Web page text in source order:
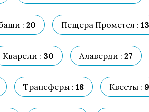
: 20 Пещера Прометея : 13
Кварели : 30 Алаверди : 27
Трансферы : 18 Квесты : 9